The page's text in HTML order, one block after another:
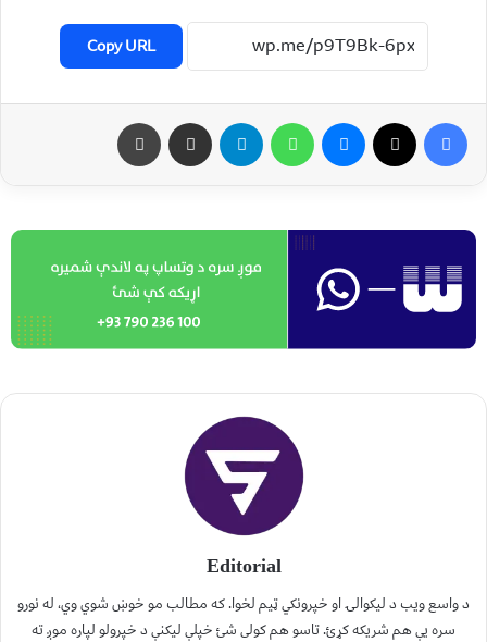
Copy URL
Editorial
د واسع ویب د لیکوالۍ او خپرونکي ټیم لخوا. که مطالب مو خوښ شوي وي، له نورو
سره یې هم شریکه کړئ. تاسو هم کولی شئ خپلې لیکنې د خپرولو لپاره موږ ته